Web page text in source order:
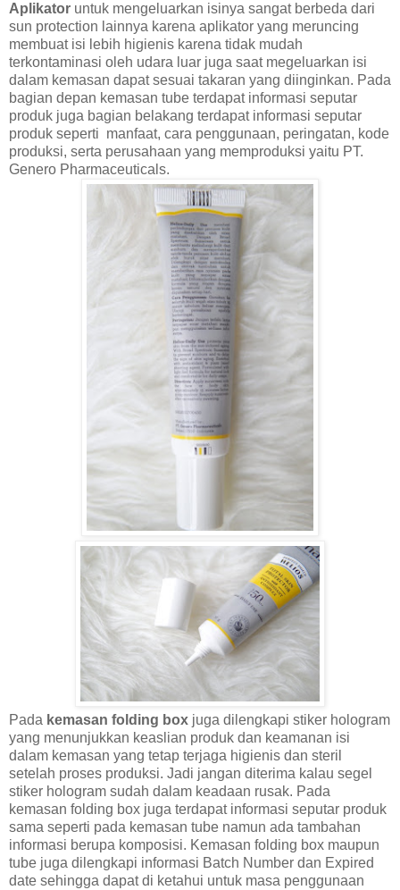
Aplikator untuk mengeluarkan isinya sangat berbeda dari
sun protection lainnya karena aplikator yang meruncing
membuat isi lebih higienis karena tidak mudah
terkontaminasi oleh udara luar juga saat megeluarkan isi
dalam kemasan dapat sesuai takaran yang diinginkan. Pada
bagian depan kemasan tube terdapat informasi seputar
produk juga bagian belakang terdapat informasi seputar
produk seperti manfaat, cara penggunaan, peringatan, kode
produksi, serta perusahaan yang memproduksi yaitu PT.
Genero Pharmaceuticals.
Pada kemasan folding box juga dilengkapi stiker hologram
yang menunjukkan keaslian produk dan keamanan isi
dalam kemasan yang tetap terjaga higienis dan steril
setelah proses produksi. Jadi jangan diterima kalau segel
stiker hologram sudah dalam keadaan rusak. Pada
kemasan folding box juga terdapat informasi seputar produk
sama seperti pada kemasan tube namun ada tambahan
informasi berupa komposisi. Kemasan folding box maupun
tube juga dilengkapi informasi Batch Number dan Expired
date sehingga dapat di ketahui untuk masa penggunaan